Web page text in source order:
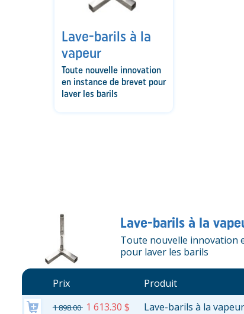
Lave-barils à la
vapeur
Toute nouvelle innovation
en instance de brevet pour
laver les barils
Lave-barils à la
Toute nouvelle innovation
pour laver les barils
Prix Produit
1 898.00 1 613.30 $ Lave-barils à la vapeur